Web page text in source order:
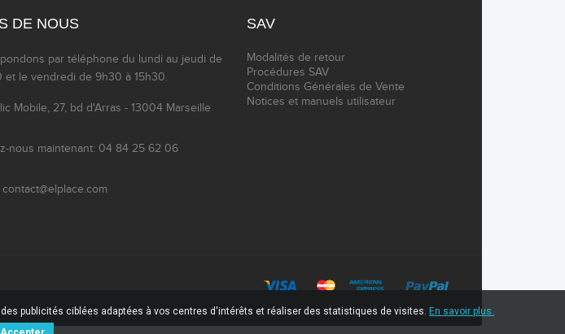
DE NOUS
par téléphone du lundi au jeudi de
et le vendredi de 9h30 à 15h30.
Mobile, 27, bd d'Arras - 13004 Marseille
nous maintenant: 04 84 25 62 06
contact@elplace.com
SAV
Modalités de retour
Procédures SAV
Conditions Générales de Vente
Notices et manuels utilisateur
publicités ciblées adaptées à vos centres d'intérêts et réaliser des statistiques de visites. En savoir plus.